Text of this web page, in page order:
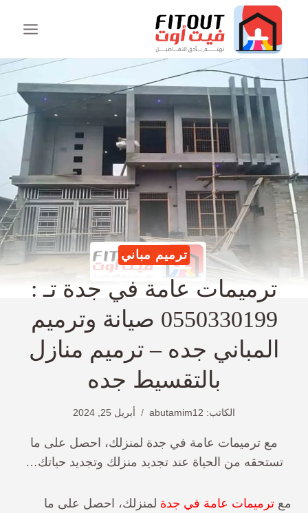
ترميم مباني
ترميمات عامة في جدة تـ :
0550330199 صيانة وترميم
المباني جده – ترميم منازل
بالتقسيط جده
الكاتب: abutamim12 أبريل 25, 2024
مع ترميمات عامة في جدة لمنزلك، احصل على ما
تستحقه من الحياة عند تجديد منزلك وتجديد حياتك…
مع ترميمات عامة في جدة لمنزلك، احصل على ما